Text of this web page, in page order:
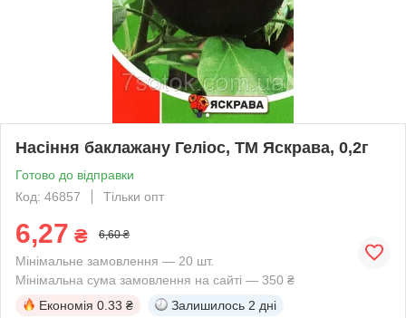
Насіння баклажану Гелiос, ТМ Яскрава, 0,2г
Готово до відправки
Код: 46857
Тільки опт
6,27 ₴ 6,60 ₴
Мінімальне замовлення — 20 шт.
Мінімальна сума замовлення на сайті — 350 ₴
Економія 0.33 ₴ Залишилось 2 дні